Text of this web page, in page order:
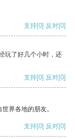
支持[0] 反对[0]
玩了好几个小时，还
支持[0] 反对[0]
界各地的朋友。
支持[0] 反对[0]